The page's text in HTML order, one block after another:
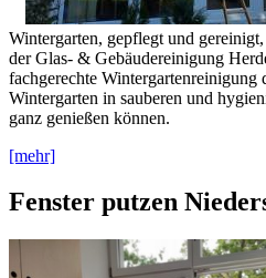
Wintergarten, gepflegt und
der Glas- & Gebäudereinigung
fachgerechte Wintergartenreinigung
Wintergarten in sauberen und
ganz genießen können.
[mehr]
Fenster putzen